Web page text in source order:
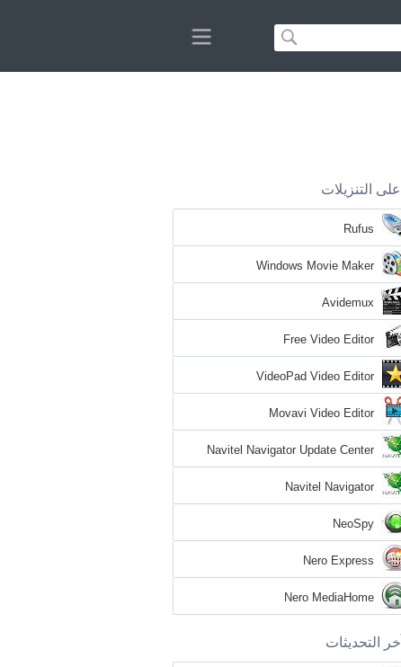
أعلى التنزيلات
Rufus
Windows Movie Maker
Avidemux
Free Video Editor
VideoPad Video Editor
Movavi Video Editor
Navitel Navigator Update Center
Navitel Navigator
NeoSpy
Nero Express
Nero MediaHome
آخر التحديثات